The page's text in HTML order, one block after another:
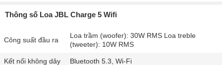
Thông số Loa JBL Charge 5 Wifi
Công suất đầu ra
Loa trầm (woofer): 30W RMS Loa treble
(tweeter): 10W RMS
Kết nối không dây Bluetooth 5.3, Wi-Fi